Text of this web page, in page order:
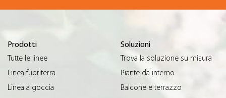
Prodotti
Tutte le linee
Linea fuoriterra
Linea a goccia
Soluzioni
Trova la soluzione su misura
Piante da interno
Balcone e terrazzo